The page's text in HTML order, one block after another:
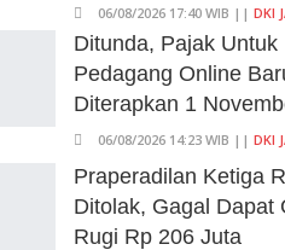
06/08/2026 17:40 WIB || DKI
Ditunda, Pajak Untuk
Pedagang Online
Diterapkan 1
06/08/2026 14:23 WIB || DKI
Praperadilan Ketiga
Ditolak, Gagal Dapat
Rugi Rp 206 Juta